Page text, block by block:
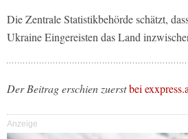
Die Zentrale Statistikbehörde schätzt,
Ukraine Eingereisten das Land
Der Beitrag erschien zuerstbei
Anzeige